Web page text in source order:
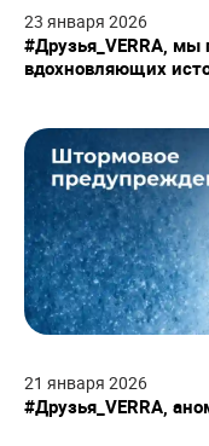
23 января 2026
#Друзья_VERRA,
вдохновляющих
21 января 2026
#Друзья_VERRA,